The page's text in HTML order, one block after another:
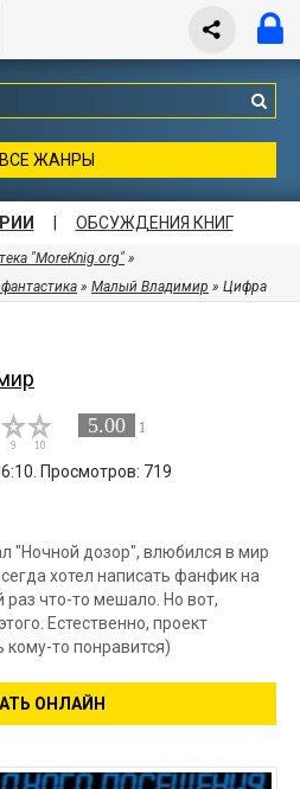
ВСЕ ЖАНРЫ
ОБСУЖДЕНИЯ КНИГ
"MoreKnig.org" »
» Малый Владимир » Цифра
5.00 1
Просмотров: 719
"Ночной дозор", влюбился в мир
хотел написать фанфик на
что-то мешало. Но вот,
Естественно, проект
то понравится)
ОНЛАЙН